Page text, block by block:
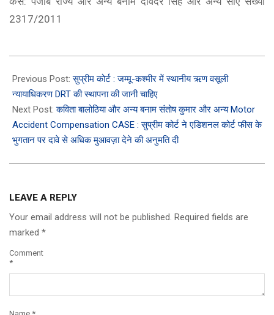
2317/2011
08-
05
Previous Post:सुप्रीम कोर्ट : जम्मू-कश्मीर में स्थानीय ऋण वसूली
न्यायाधिकरण DRT की स्थापना की जानी चाहिए
Next Post:कविता बालोठिया और अन्य बनाम संतोष कुमार और अन्य Motor
Accident Compensation CASE : सुप्रीम कोर्ट ने एडिशनल कोर्ट फीस के
भुगतान पर दावे से अधिक मुआवज़ा देने की अनुमति दी
LEAVE A REPLY
Your email address will not be published. Required fields are
marked *
Comment
*